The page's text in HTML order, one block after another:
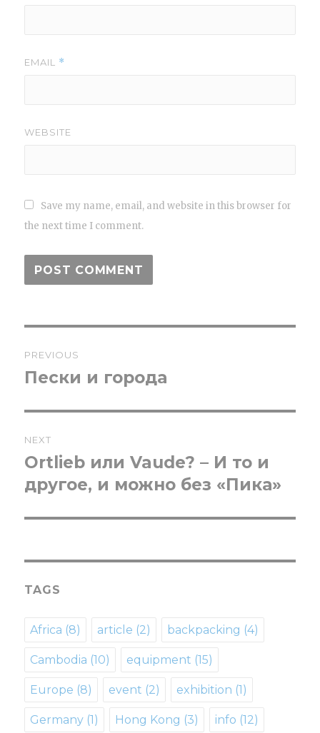
EMAIL *
WEBSITE
Save my name, email, and website in this browser for
the next time I comment.
navigation
PREVIOUS
Previous
Пески и города
NEXT
Next
post:
Ortlieb или Vaude? – И то и
другое, и можно без «Пика»
TAGS
Africa (8) article (2) backpacking (4)
Cambodia (10) equipment (15)
Europe (8) event (2) exhibition (1)
Germany (1) Hong Kong (3) info (12)